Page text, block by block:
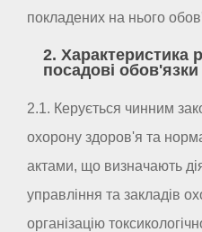
покладених на нього
2. Характеристика
посадові обов'язки
2.1. Керується чинним
охорону здоров'я та
актами, що визначають
управління та закладів
організацію